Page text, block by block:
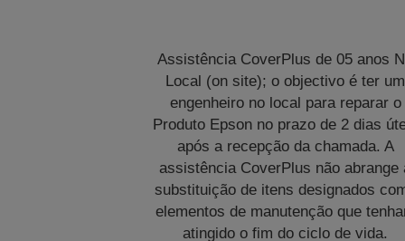
Assistência CoverPlus de 05 anos
Local (on site); o objectivo é ter um
engenheiro no local para reparar o
Produto Epson no prazo de 2 dias
após a recepção da chamada. A
assistência CoverPlus não abrange
substituição de itens designados
elementos de manutenção que
atingido o fim do ciclo de vida.